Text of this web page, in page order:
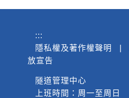
:::
隱私權及著作權聲明
放宣告
隧道管理中心
上班時間：周一至周日